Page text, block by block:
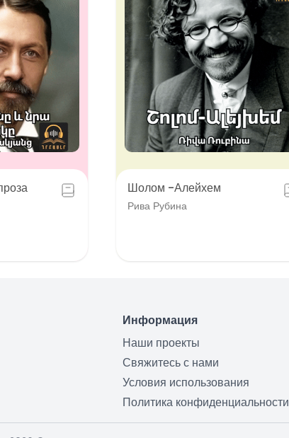
Шолом -Алейхем
Рива Рубина
Информация
Наши проекты
Свяжитесь с нами
Условия использования
Политика конфиденциальности